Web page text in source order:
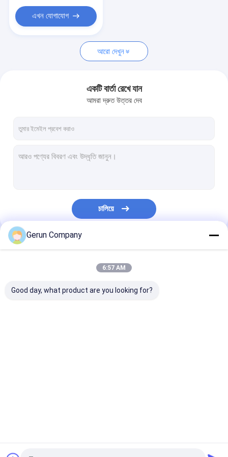
এখন যোগাযোগ
আরো দেখুন
একটি বার্তা রেখে যান
আমরা দ্রুত উত্তর দেব
চালিয়ে
আমাদের বিভাগসমূহ
Gerun Company
6:57 AM
Good day, what product are you looking for?